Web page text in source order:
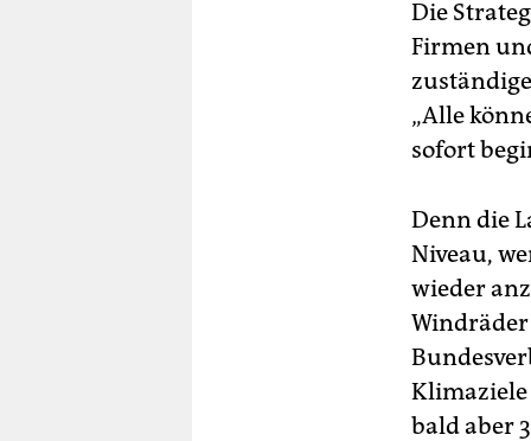
Die
Firmen
„Alle
sofort
Denn die
Niveau,
wieder
Windräder
Klimaziele
bald aber